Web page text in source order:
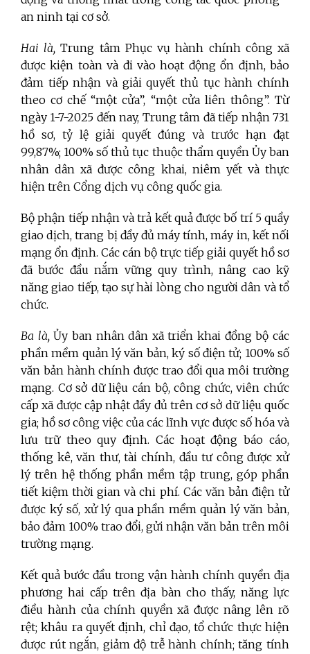
an ninh tại cơ sở.
Hai là, Trung tâm Phục vụ hành chính công xã
được kiện toàn và đi vào hoạt động ổn định, bảo
đảm tiếp nhận và giải quyết thủ tục hành chính
theo cơ chế “một cửa”, “một cửa liên thông”. Từ
ngày 1-7-2025 đến nay, Trung tâm đã tiếp nhận 731
hồ sơ, tỷ lệ giải quyết đúng và trước hạn đạt
99,87%; 100% số thủ tục thuộc thẩm quyền Ủy ban
nhân dân xã được công khai, niêm yết và thực
hiện trên Cổng dịch vụ công quốc gia.
Bộ phận tiếp nhận và trả kết quả được bố trí 5 quầy
giao dịch, trang bị đầy đủ máy tính, máy in, kết nối
mạng ổn định. Các cán bộ trực tiếp giải quyết hồ sơ
đã bước đầu nắm vững quy trình, nâng cao kỹ
năng giao tiếp, tạo sự hài lòng cho người dân và tổ
chức.
Ba là, Ủy ban nhân dân xã triển khai đồng bộ các
phần mềm quản lý văn bản, ký số điện tử; 100% số
văn bản hành chính được trao đổi qua môi trường
mạng. Cơ sở dữ liệu cán bộ, công chức, viên chức
cấp xã được cập nhật đầy đủ trên cơ sở dữ liệu quốc
gia; hồ sơ công việc của các lĩnh vực được số hóa và
lưu trữ theo quy định. Các hoạt động báo cáo,
thống kê, văn thư, tài chính, đầu tư công được xử
lý trên hệ thống phần mềm tập trung, góp phần
tiết kiệm thời gian và chi phí. Các văn bản điện tử
được ký số, xử lý qua phần mềm quản lý văn bản,
bảo đảm 100% trao đổi, gửi nhận văn bản trên môi
trường mạng.
Kết quả bước đầu trong vận hành chính quyền địa
phương hai cấp trên địa bàn cho thấy, năng lực
điều hành của chính quyền xã được nâng lên rõ
rệt; khâu ra quyết định, chỉ đạo, tổ chức thực hiện
được rút ngắn, giảm độ trễ hành chính; tăng tính